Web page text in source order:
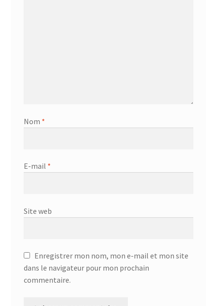
Nom *
E-mail *
Site web
Enregistrer mon nom, mon e-mail et mon site
dans le navigateur pour mon prochain
commentaire.